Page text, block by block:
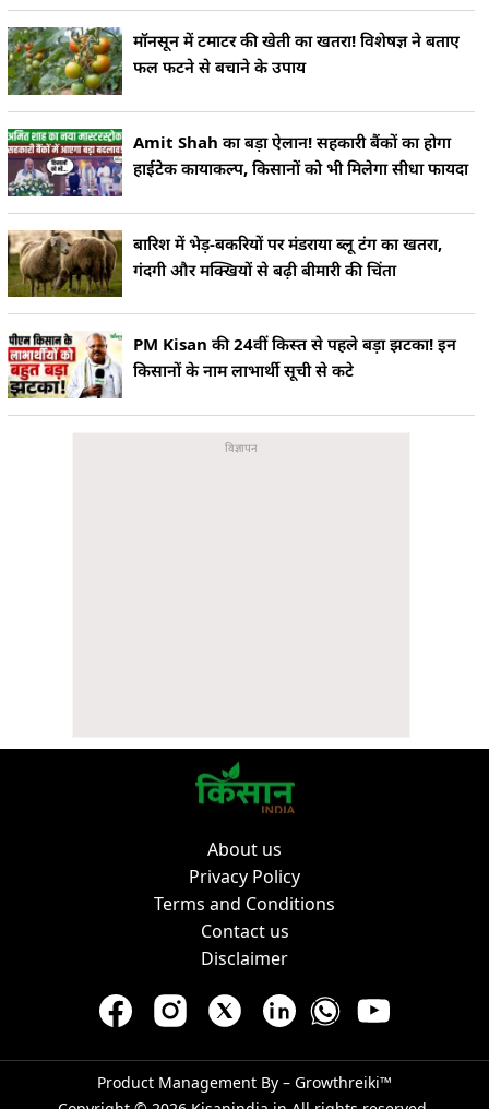
मॉनसून में टमाटर की खेती का खतरा! विशेषज्ञ ने बताए
फल फटने से बचाने के उपाय
Amit Shah का बड़ा ऐलान! सहकारी बैंकों का होगा
हाईटेक कायाकल्प, किसानों को भी मिलेगा सीधा फायदा
बारिश में भेड़-बकरियों पर मंडराया ब्लू टंग का खतरा,
गंदगी और मक्खियों से बढ़ी बीमारी की चिंता
PM Kisan की 24वीं किस्त से पहले बड़ा झटका! इन
किसानों के नाम लाभार्थी सूची से कटे
About us
Privacy Policy
Terms and Conditions
Contact us
Disclaimer
Product Management By – Growthreiki™